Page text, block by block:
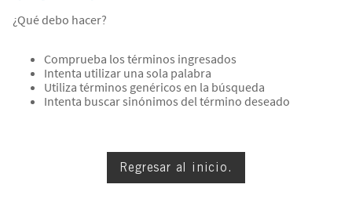
¿Qué debo hacer?
Comprueba los términos ingresados
Intenta utilizar una sola palabra
Utiliza términos genéricos en la búsqueda
Intenta buscar sinónimos del término deseado
Regresar al inicio.